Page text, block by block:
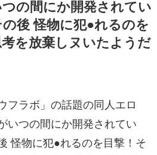
の間にか開発されてい
後 怪物に犯●れるのを
を放棄しヌいたようだ
フラボ」の話題の同人エロ
いつの間にか開発されてい
怪物に犯●れるのを目撃！そ